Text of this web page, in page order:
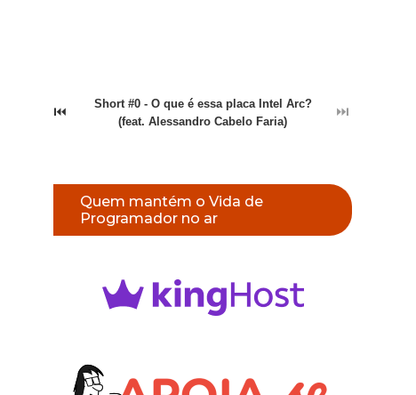
⏮
Short #0 - O que é essa placa Intel Arc?
(feat. Alessandro Cabelo Faria)
⏭
Quem mantém o Vida de
Programador no ar